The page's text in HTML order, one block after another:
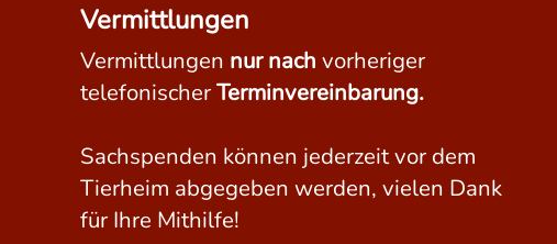
Vermittlungen
Vermittlungen nur nach vorheriger
telefonischerTerminvereinbarung.
Sachspenden können jederzeit vor dem
Tierheim abgegeben werden, vielen Dank
für Ihre Mithilfe!